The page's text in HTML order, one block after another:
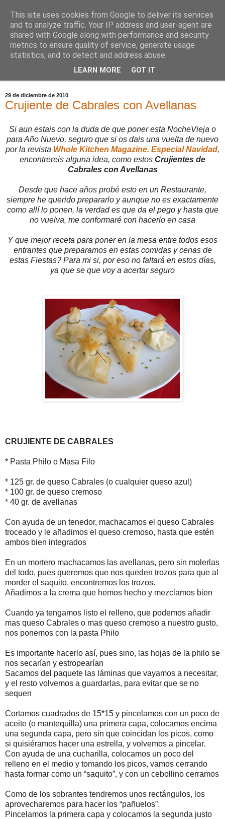
Comoju
La Cocina del Día a Día y el día a día de la Gastronomía
29 de diciembre de 2010
Crujiente de Cabrales con Avellanas
Si aun estais con la duda de que poner esta NocheVieja o
para Año Nuevo, seguro que si os dais una vuelta de nuevo
por la revista Whole Kitchen Magazine. Especial Navidad,
encontrereis alguna idea, como estos Crujientes de
Cabrales con Avellanas
Desde que hace años probé esto en un Restaurante,
siempre he querido prepararlo y aunque no es exactamente
como allí lo ponen, la verdad es que da el pego y hasta que
no vuelva, me conformaré con hacerlo en casa
Y que mejor receta para poner en la mesa entre todos esos
entrantes que preparamos en estas comidas y cenas de
estas Fiestas? Para mi si, por eso no faltará en estos días,
ya que se que voy a acertar seguro
CRUJIENTE DE CABRALES
* Pasta Philo o Masa Filo
* 125 gr. de queso Cabrales (o cualquier queso azul)
* 100 gr. de queso cremoso
* 40 gr. de avellanas
Con ayuda de un tenedor, machacamos el queso Cabrales
troceado y le añadimos el queso cremoso, hasta que estén
ambos bien integrados
En un mortero machacamos las avellanas, pero sin molerlas
del todo, pues queremos que nos queden trozos para que al
morder el saquito, encontremos los trozos.
Añadimos a la crema que hemos hecho y mezclamos bien
Cuando ya tengamos listo el relleno, que podemos añadir
mas queso Cabrales o mas queso cremoso a nuestro gusto,
nos ponemos con la pasta Philo
Es importante hacerlo así, pues sino, las hojas de la philo se
nos secarían y estropearían
Sacamos del paquete las láminas que vayamos a necesitar,
y el resto volvemos a guardarlas, para evitar que se no
sequen
Cortamos cuadrados de 15*15 y pincelamos con un poco de
aceite (o mantequilla) una primera capa, colocamos encima
una segunda capa, pero sin que coincidan los picos, como
si quisiéramos hacer una estrella, y volvemos a pincelar.
Con ayuda de una cucharilla, colocamos un poco del
relleno en el medio y tomando los picos, vamos cerrando
hasta formar como un “saquito”, y con un cebollino cerramos
Como de los sobrantes tendremos unos rectángulos, los
aprovecharemos para hacer los “pañuelos”.
Pincelamos la primera capa y colocamos la segunda justo
This site uses cookies from Google to deliver its services
and to analyze traffic. Your IP address and user-agent are
shared with Google along with performance and security
metrics to ensure quality of service, generate usage
statistics, and to detect and address abuse.
LEARN MORE GOT IT